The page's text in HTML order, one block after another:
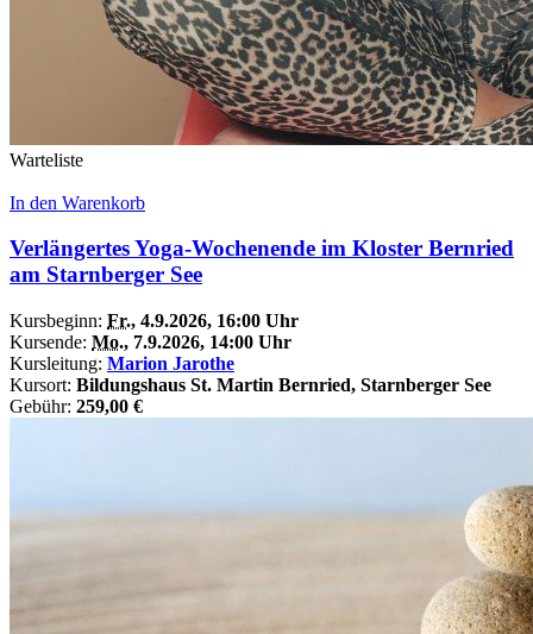
Warteliste
In den Warenkorb
Verlängertes Yoga-Wochenende im Kloster Bernried
am Starnberger See
Kursbeginn: Fr., 4.9.2026, 16:00 Uhr
Kursende: Mo., 7.9.2026, 14:00 Uhr
Kursleitung: Marion Jarothe
Kursort: Bildungshaus St. Martin Bernried, Starnberger See
Gebühr: 259,00 €